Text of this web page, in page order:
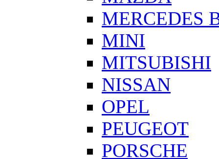
MERCEDES
MINI
MITSUBISHI
NISSAN
OPEL
PEUGEOT
PORSCHE